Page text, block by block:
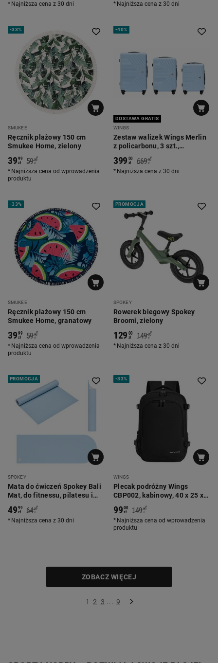
Najniższa cena z 30 dni Najniższa cena z 30 dni
-33%
SMUKEE
Ręcznik plażowy 150 cm
Smukee Home, zielony
3999
zł 59 90
zł
*
Najniższa cena od wprowadzenia
produktu
-40%
DOSTAWA GRATIS
WINGS
Zestaw walizek Wings Merlin
z policarbonu, 3 szt.,
jasnoniebieskie
399 00
zł 669 00
zł
*
Najniższa cena z 30 dni
-33%
SMUKEE
Ręcznik plażowy 150 cm
Smukee Home, granatowy
3999
zł 59 90
zł
*
Najniższa cena od wprowadzenia
produktu
PROMOCJA
SPOKEY
Rowerek biegowy Spokey
Broomi, zielony
129 00
zł 149 00
zł
*
Najniższa cena z 30 dni
PROMOCJA
SPOKEY
Mata do ćwiczeń Spokey Bali
Mat, do fitnessu, pilatesu i
jogi, 0,4 cm
4999
zł 64 99
zł
*
Najniższa cena z 30 dni
-33%
WINGS
Plecak podróżny Wings
CBP002, kabinowy, 40 x 25 x
20 cm, czarny
9900
zł 149 00
zł
*
Najniższa cena od wprowadzenia
produktu
ZOBACZ WIĘCEJ
1 2 3 ... 9